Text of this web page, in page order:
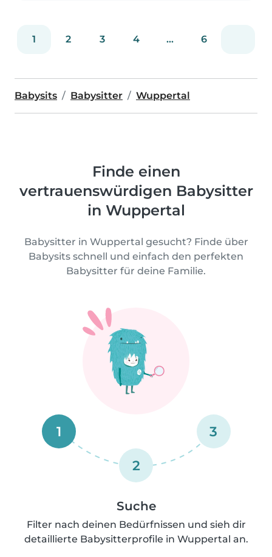
1 2 3 4 ... 6
Babysits Babysitter Wuppertal
Finde einen
vertrauenswürdigen Babysitter
in Wuppertal
Babysitter in Wuppertal gesucht? Finde über
Babysits schnell und einfach den perfekten
Babysitter für deine Familie.
1
2
3
Suche
Filter nach deinen Bedürfnissen und sieh dir
detaillierte Babysitterprofile in Wuppertal an.